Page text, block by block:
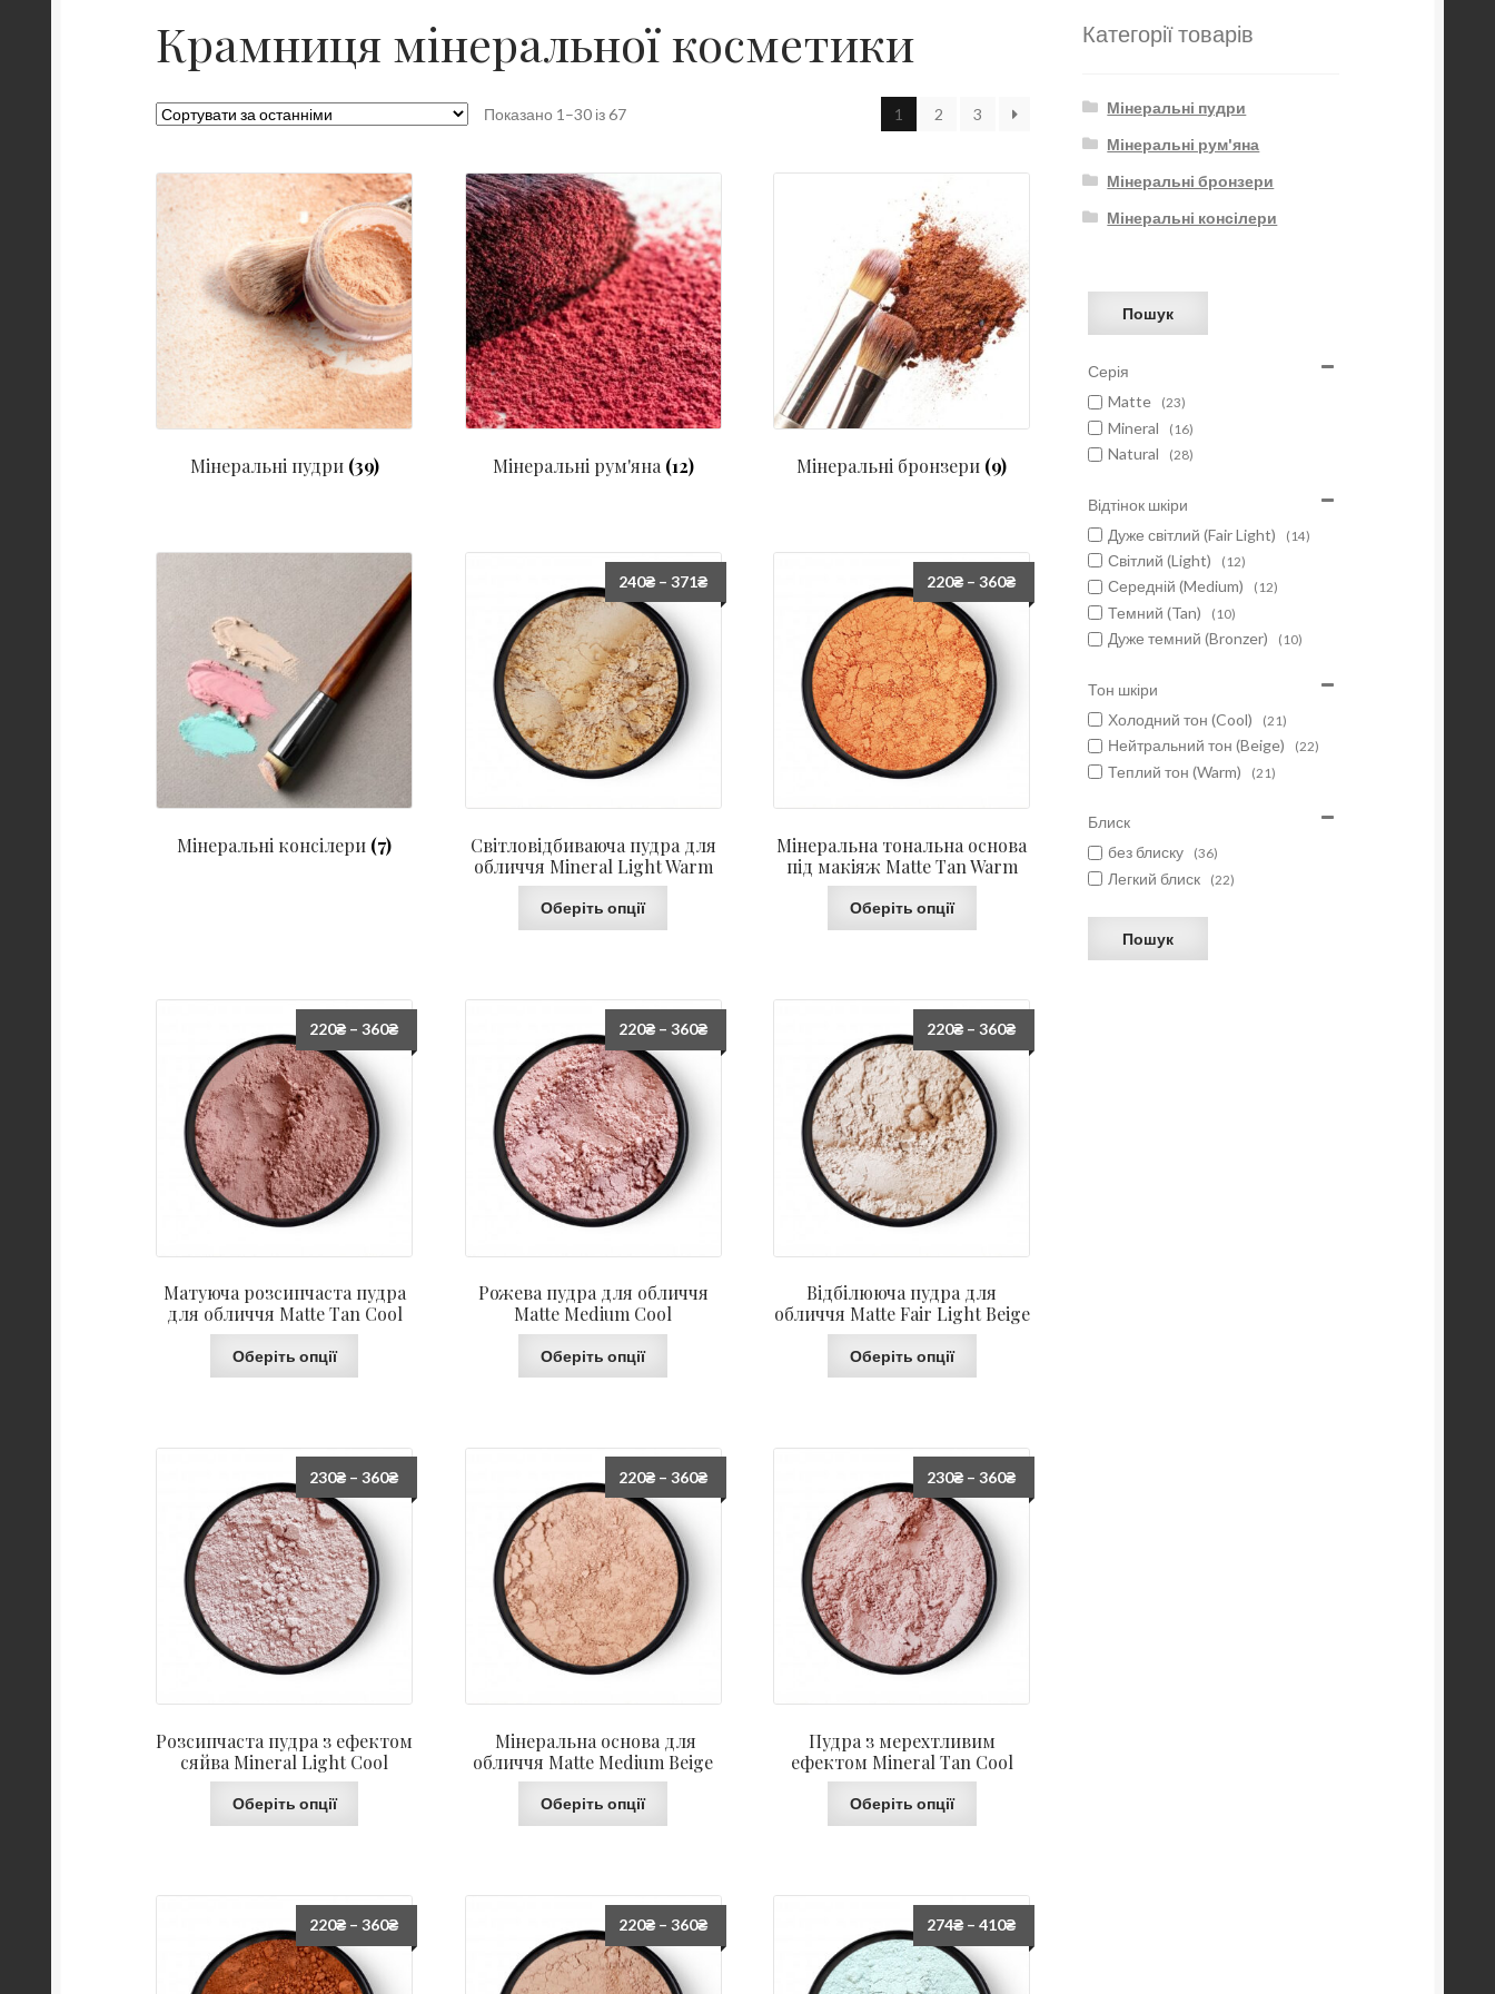
Крамниця мінеральної косметики
Показано 1–30 із 67 1 2 3
Мінеральні пудри (39) Мінеральні рум'яна (12) Мінеральні бронзери (9)
Мінеральні консілери (7)
Світловідбиваюча пудра для
обличчя Mineral Light Warm
240₴– 371₴
Оберіть опції
Мінеральна тональна основа
під макіяж Matte Tan Warm
220₴ –360₴
Оберіть опції
Матуюча розсипчаста пудра
для обличчя Matte Tan Cool
220₴ –360₴
Оберіть опції
Рожева пудра для обличчя
Matte Medium Cool
220₴– 360₴
Оберіть опції
Відбілююча пудра для
обличчя Matte Fair Light Beige
220₴ –360₴
Оберіть опції
Розсипчаста пудра з ефектом
сяйва Mineral Light Cool
230₴ –360₴
Оберіть опції
Мінеральна основа для
обличчя Matte Medium Beige
220₴– 360₴
Оберіть опції
Пудра з мерехтливим
ефектом Mineral Tan Cool
230₴ –360₴
Оберіть опції
220₴ –360₴ 220₴– 360₴ 274₴ –410₴
Категорії товарів
Мінеральні пудри
Мінеральні рум'яна
Мінеральні бронзери
Мінеральні консілери
Пошук
Серія
Matte
(23)
Mineral (16)
Natural (28)
Відтінок шкіри
Дуже світлий (Fair Light)
(14)
Світлий (Light) (12)
Середній (Medium) (12)
Темний (Tan) (10)
Дуже темний (Bronzer) (10)
Тон шкіри
Холодний тон (Cool)
(21)
Нейтральний тон (Beige) (22)
Теплий тон (Warm) (21)
Блиск
без блиску
(36)
Легкий блиск (22)
Пошук